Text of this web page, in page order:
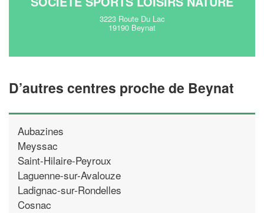
3223 Route Du Lac
19190 Beynat
D’autres centres proche de Beynat
Aubazines
Meyssac
Saint-Hilaire-Peyroux
Laguenne-sur-Avalouze
Ladignac-sur-Rondelles
Cosnac